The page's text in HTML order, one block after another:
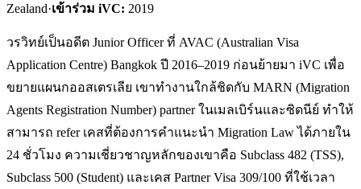
Zealand·เข้าร่วม iVC: 2019
วรวิทย์เป็นอดีต Junior Officer ที่ AVAC (Australian Visa
Application Centre) Bangkok ปี 2016–2019 ก่อนย้ายมา iVC เพื่อ
ขยายแผนกออสเตรเลีย เขาทำงานใกล้ชิดกับ MARN (Migration
Agents Registration Number) partner ในเมลเบิร์นและซิดนีย์ ทำให้
สามารถ refer เคสที่ต้องการคำแนะนำ Migration Law ได้ภายใน
24 ชั่วโมง ความเชี่ยวชาญหลักของเขาคือ Subclass 482 (TSS),
Subclass 500 (Student) และเคส Partner Visa 309/100 ที่ใช้เวลา